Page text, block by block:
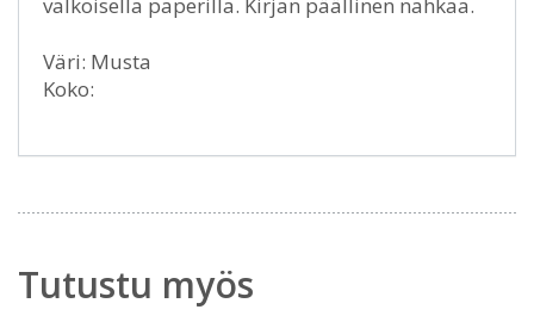
Väri: Musta
Koko:
Tutustu myös